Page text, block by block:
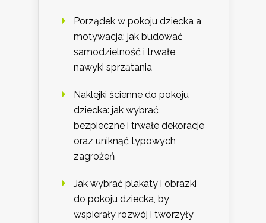
Porządek w pokoju dziecka a
motywacja: jak budować
samodzielność i trwałe
nawyki sprzątania
Naklejki ścienne do pokoju
dziecka: jak wybrać
bezpieczne i trwałe dekoracje
oraz uniknąć typowych
zagrożeń
Jak wybrać plakaty i obrazki
do pokoju dziecka, by
wspierały rozwój i tworzyły